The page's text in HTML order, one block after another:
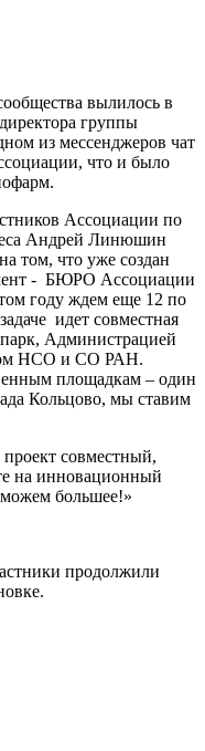
вылилось в
группы
из мессенджеров чат
что и было
Ассоциации по
Андрей Линюшин
том, что уже создан
- БЮРО Ассоциации
году ждем еще 12 по
идет совместная
Администрацией
НСО и СО РАН.
площадкам – один
Кольцово, мы ставим
совместный,
на инновационный
большее!»
продолжили